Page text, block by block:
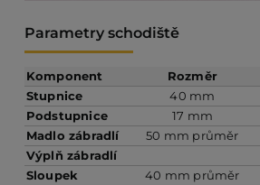
Parametry schodiště
Komponent Rozměr
Stupnice
40 mm
Podstupnice
17 mm
Madlo zábradlí
50 mm průměr
Výplň zábradlí
Sloupek
40 mm průměr